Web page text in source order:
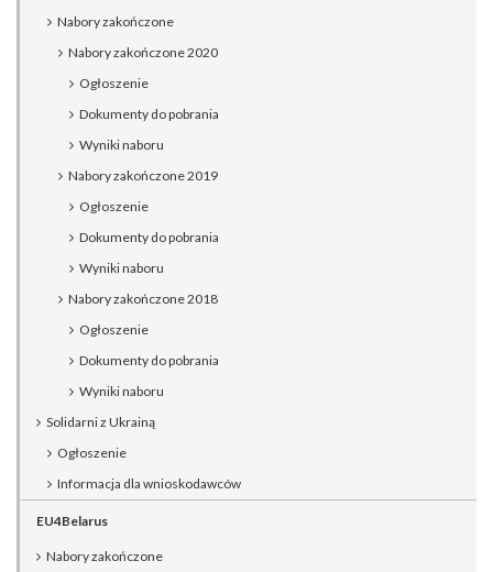
Nabory zakończone
Nabory zakończone 2020
Ogłoszenie
Dokumenty do pobrania
Wyniki naboru
Nabory zakończone 2019
Ogłoszenie
Dokumenty do pobrania
Wyniki naboru
Nabory zakończone 2018
Ogłoszenie
Dokumenty do pobrania
Wyniki naboru
Solidarni z Ukrainą
Ogłoszenie
Informacja dla wnioskodawców
EU4Belarus
Nabory zakończone